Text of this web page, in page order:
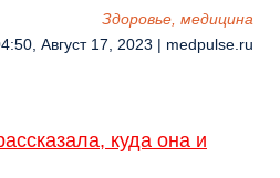
Здоровье, медицина
Август 17, 2023 | medpulse.ru
куда она и